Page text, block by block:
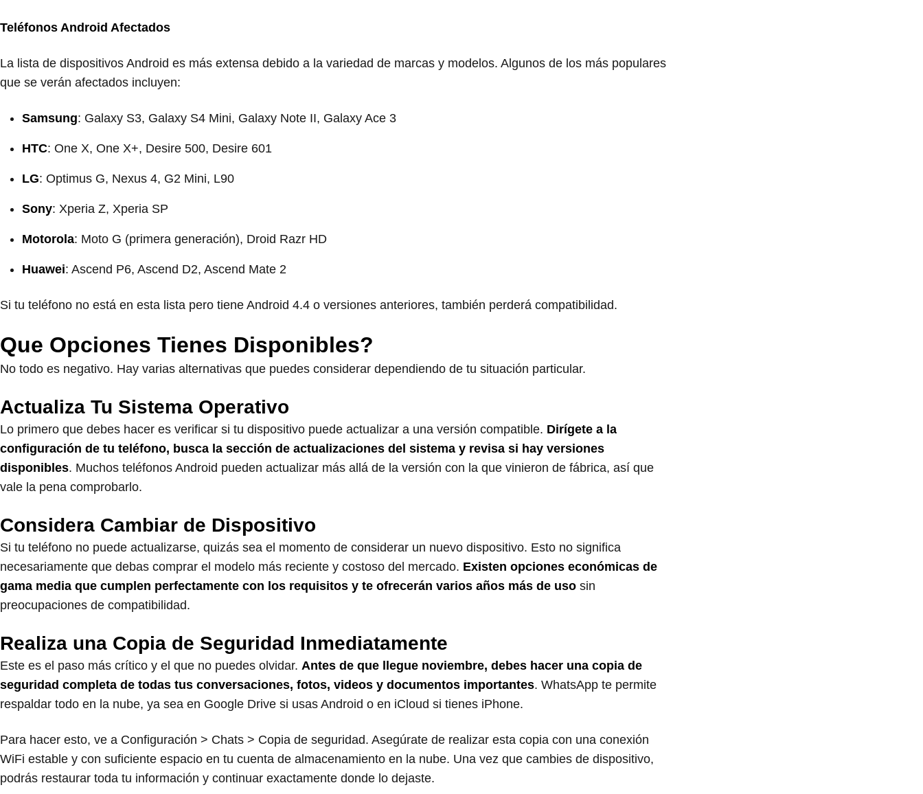
Teléfonos Android Afectados
La lista de dispositivos Android es más extensa debido a la variedad de marcas y modelos. Algunos de los más populares
que se verán afectados incluyen:
Samsung: Galaxy S3, Galaxy S4 Mini, Galaxy Note II, Galaxy Ace 3
HTC: One X, One X+, Desire 500, Desire 601
LG: Optimus G, Nexus 4, G2 Mini, L90
Sony: Xperia Z, Xperia SP
Motorola: Moto G (primera generación), Droid Razr HD
Huawei: Ascend P6, Ascend D2, Ascend Mate 2
Si tu teléfono no está en esta lista pero tiene Android 4.4 o versiones anteriores, también perderá compatibilidad.
Que Opciones Tienes Disponibles?
No todo es negativo. Hay varias alternativas que puedes considerar dependiendo de tu situación particular.
Actualiza Tu Sistema Operativo
Lo primero que debes hacer es verificar si tu dispositivo puede actualizar a una versión compatible. Dirígete a la
configuración de tu teléfono, busca la sección de actualizaciones del sistema y revisa si hay versiones
disponibles. Muchos teléfonos Android pueden actualizar más allá de la versión con la que vinieron de fábrica, así que
vale la pena comprobarlo.
Considera Cambiar de Dispositivo
Si tu teléfono no puede actualizarse, quizás sea el momento de considerar un nuevo dispositivo. Esto no significa
necesariamente que debas comprar el modelo más reciente y costoso del mercado. Existen opciones económicas de
gama media que cumplen perfectamente con los requisitos y te ofrecerán varios años más de uso sin
preocupaciones de compatibilidad.
Realiza una Copia de Seguridad Inmediatamente
Este es el paso más crítico y el que no puedes olvidar. Antes de que llegue noviembre, debes hacer una copia de
seguridad completa de todas tus conversaciones, fotos, videos y documentos importantes. WhatsApp te permite
respaldar todo en la nube, ya sea en Google Drive si usas Android o en iCloud si tienes iPhone.
Para hacer esto, ve a Configuración > Chats > Copia de seguridad. Asegúrate de realizar esta copia con una conexión
WiFi estable y con suficiente espacio en tu cuenta de almacenamiento en la nube. Una vez que cambies de dispositivo,
podrás restaurar toda tu información y continuar exactamente donde lo dejaste.